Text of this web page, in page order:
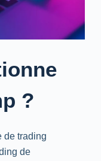
?
de trading
de